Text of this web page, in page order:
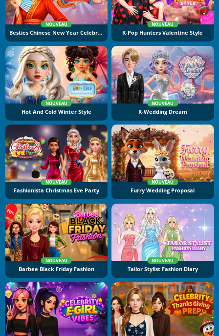
NOUVEAU
Besties Chinese New Year Celebration
NOUVEAU
K-Pop Hunters Valentine Style
NOUVEAU
Hot And Cold Winter Style
NOUVEAU
K-Wedding Dream
NOUVEAU
Fashionista Christmas Eve Party
NOUVEAU
Furry Wedding Proposal
NOUVEAU
Barbee Black Friday Fashion
NOUVEAU
Tailor Stylist Fashion Diary